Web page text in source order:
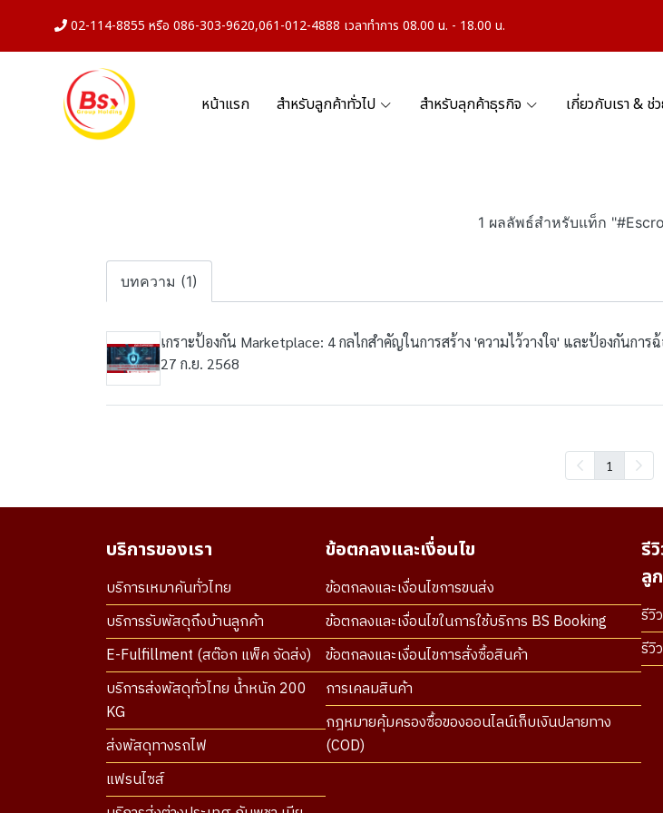
02-114-8855 หรือ 086-303-9620,061-012-4888 เวลาทำการ 08.00 น. - 18.00 น.
หน้าแรก สำหรับลูกค้าทั่วไป สำหรับลุกค้าธุรกิจ เกี่ยวกับเรา & ช่
1 ผลลัพธ์สำหรับแท็ก
บทความ (1)
เกราะป้องกัน Marketplace: 4 กลไกสำคัญในการสร้าง 'ความไว้วางใจ' และป้องกันการฉ้
27 ก.ย. 2568
1
บริการของเรา
บริการเหมาคันทั่วไทย
บริการรับพัสดุถึงบ้านลูกค้า
E-Fulfillment (สต๊อก แพ็ค จัดส่ง)
บริการส่งพัสดุทั่วไทย น้ำหนัก 200
KG
ส่งพัสดุทางรถไฟ
แฟรนไซส์
ข้อตกลงและเงื่อนไข
ข้อตกลงและเงื่อนไขการขนส่ง
ข้อตกลงและเงื่อนไขในการใช้บริการ BS Booking
ข้อตกลงและเงื่อนไขการสั่งซื้อสินค้า
การเคลมสินค้า
กฎหมายคุ้มครองซื้อของออนไลน์เก็บเงินปลายทาง
(COD)
รี
ลู
รีวิ
รีวิ